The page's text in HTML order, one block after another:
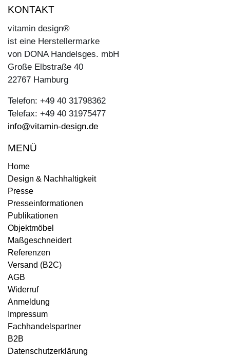
KONTAKT
vitamin design®
ist eine Herstellermarke
von DONA Handelsges. mbH
Große Elbstraße 40
22767 Hamburg
Telefon: +49 40 31798362
Telefax: +49 40 31975477
info@vitamin-design.de
MENÜ
Home
Design & Nachhaltigkeit
Presse
Presseinformationen
Publikationen
Objektmöbel
Maßgeschneidert
Referenzen
Versand (B2C)
AGB
Widerruf
Anmeldung
Impressum
Fachhandelspartner
B2B
Datenschutzerklärung